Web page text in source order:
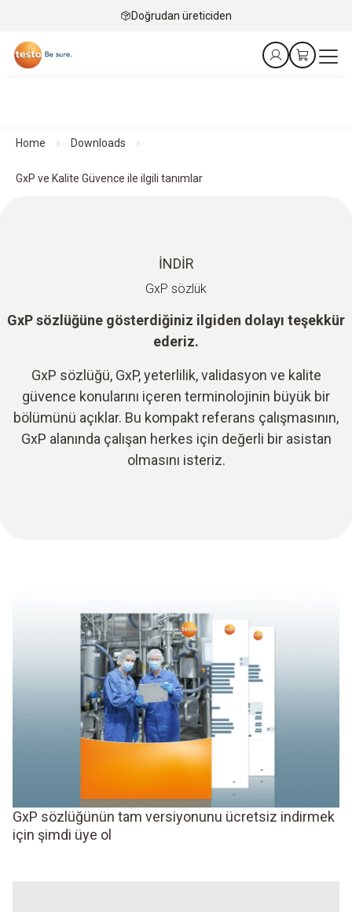
Doğrudan üreticiden
Home Downloads
GxP ve Kalite Güvence ile ilgili tanımlar
İNDIR
GxP sözlük
GxP sözlüğüne gösterdiğiniz ilgiden dolayı teşekkür
ederiz.
GxP sözlüğü, GxP, yeterlilik, validasyon ve kalite
güvence konularını içeren terminolojinin büyük bir
bölümünü açıklar. Bu kompakt referans çalışmasının,
GxP alanında çalışan herkes için değerli bir asistan
olmasını isteriz.
GxP sözlüğünün tam versiyonunu ücretsiz indirmek
için şimdi üye ol